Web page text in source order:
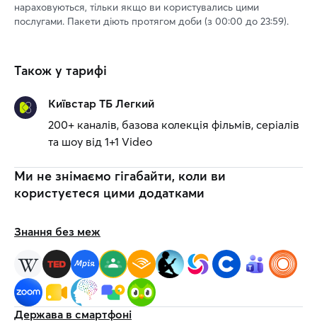
нараховуються, тільки якщо ви користувались цими
послугами. Пакети діють протягом доби (з 00:00 до 23:59).
Також у тарифі
Київстар ТБ Легкий
200+ каналів, базова колекція фільмів, серіалів
та шоу від 1+1 Video
Ми не знімаємо гігабайти, коли ви
користуєтеся цими додатками
Знання без меж
Держава в смартфоні